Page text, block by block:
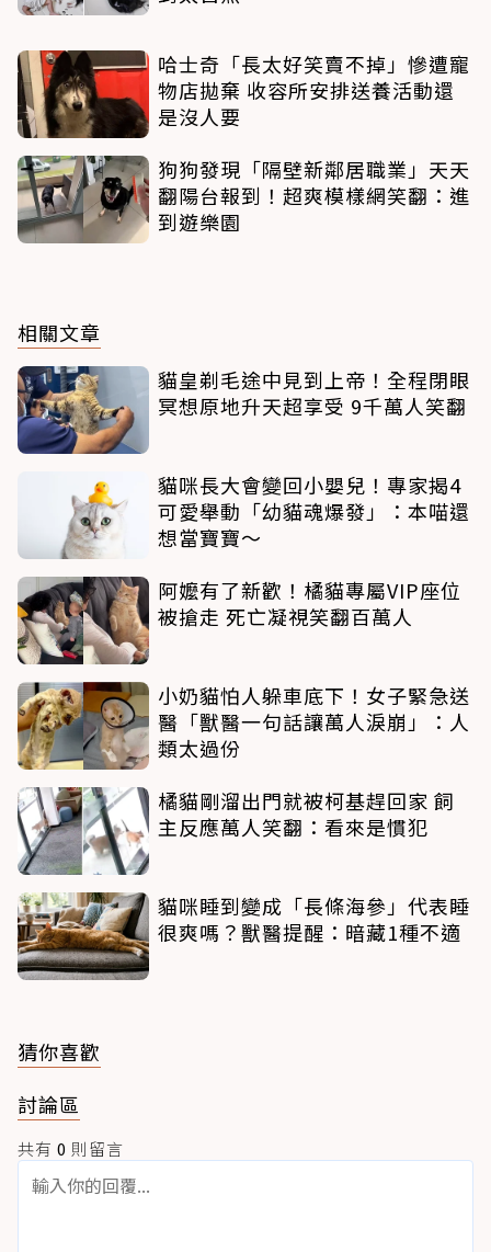
哈士奇「長太好笑賣不掉」慘遭寵
物店拋棄 收容所安排送養活動還
是沒人要
狗狗發現「隔壁新鄰居職業」天天
翻陽台報到！超爽模樣網笑翻：進
到遊樂園
相關文章
貓皇剃毛途中見到上帝！全程閉眼
冥想原地升天超享受 9千萬人笑翻
貓咪長大會變回小嬰兒！專家揭4
可愛舉動「幼貓魂爆發」：本喵還
想當寶寶～
阿嬤有了新歡！橘貓專屬VIP座位
被搶走 死亡凝視笑翻百萬人
小奶貓怕人躲車底下！女子緊急送
醫「獸醫一句話讓萬人淚崩」：人
類太過份
橘貓剛溜出門就被柯基趕回家 飼
主反應萬人笑翻：看來是慣犯
貓咪睡到變成「長條海參」代表睡
很爽嗎？獸醫提醒：暗藏1種不適
猜你喜歡
討論區
共有 0 則留言